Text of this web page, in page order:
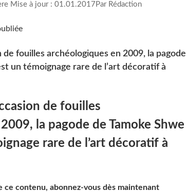
Mise à jour : 01.01.2017Par Rédaction
de fouilles archéologiques en 2009, la pagode
un témoignage rare de l’art décoratif à
de fouilles
la pagode de Tamoke Shwe
rare de l’art décoratif à
ce contenu, abonnez-vous dès maintenant